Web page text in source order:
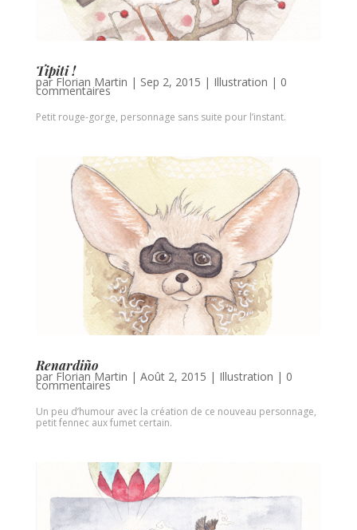
Tipiti !
par Florian Martin | Sep 2, 2015 | Illustration | 0
commentaires
Petit rouge-gorge, personnage sans suite pour l’instant.
Renardiño
par Florian Martin | Août 2, 2015 | Illustration | 0
commentaires
Un peu d’humour avec la création de ce nouveau personnage,
petit fennec aux fumet certain.